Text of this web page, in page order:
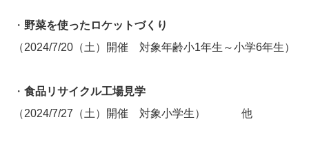
・ 野菜を使ったロケットづくり
（2024/7/20（土）開催 対象年齢小1年生～小学6年生）
・ 食品リサイクル工場見学
（2024/7/27（土）開催 対象小学生） 他